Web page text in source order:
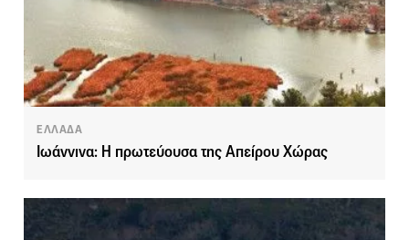
ΕΛΛΑΔΑ
Ιωάννινα: Η πρωτεύουσα της Απείρου Χώρας